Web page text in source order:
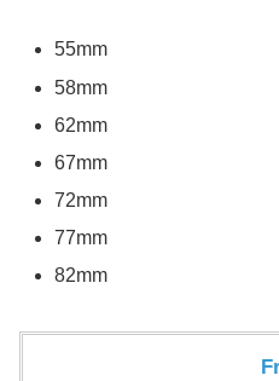
55mm
58mm
62mm
67mm
72mm
77mm
82mm